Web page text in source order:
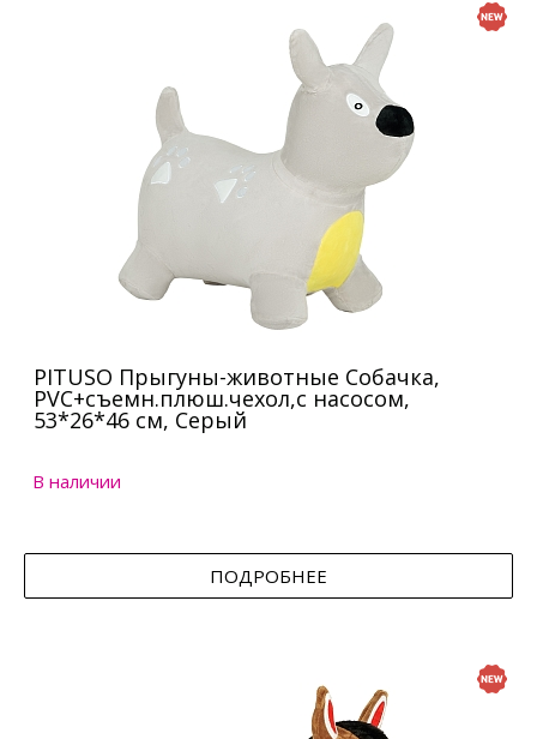
PITUSO Прыгуны-животные Собачка,
PVC+съемн.плюш.чехол,с насосом,
53*26*46 см, Серый
В наличии
ПОДРОБНЕЕ